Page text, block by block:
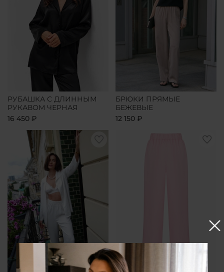
РУБАШКА С ДЛИННЫМ
РУКАВОМ ЧЕРНАЯ
16 450 ₽
БРЮКИ ПРЯМЫЕ
БЕЖЕВЫЕ
12 150 ₽